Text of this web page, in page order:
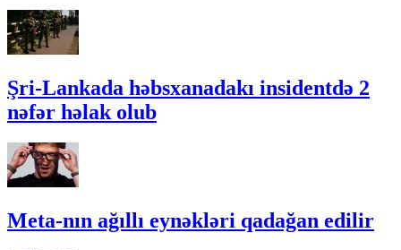
Şri-Lankada həbsxanadakı insidentdə 2
nəfər həlak olub
Meta-nın ağıllı eynəkləri qadağan edilir